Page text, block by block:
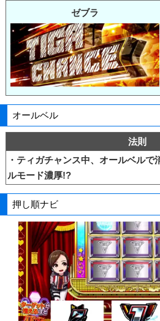
ゼブラ
オールベル
法則
・ティガチャンス中、オールベルで
ルモード濃厚!?
押し順ナビ